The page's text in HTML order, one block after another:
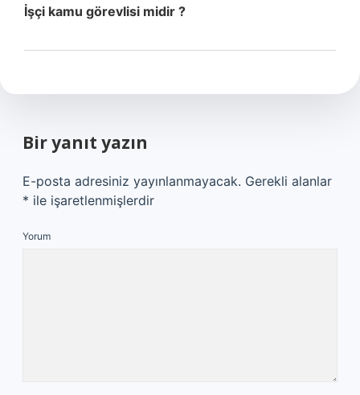
İşçi kamu görevlisi midir ?
Bir yanıt yazın
E-posta adresiniz yayınlanmayacak. Gerekli alanlar
* ile işaretlenmişlerdir
Yorum